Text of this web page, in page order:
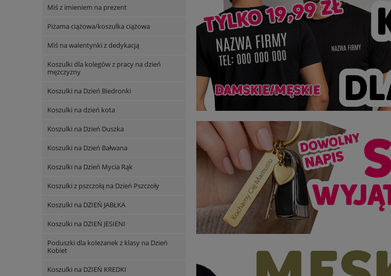
Miś z imieniem na prezent
Piżama ciążowa/koszulka ciążowa
Miś na walentynki z dedykacją
Koszulki dla kolegów z pracy na dzień
mężczyzny
Koszulki na Dzień Biedronki
Koszulki na dzień kota
Koszulki na Dzień Duszka
Koszulki na Dzień Bałwana
Koszulki na Dzień Mycia Rąk
Koszulki z pszczołą na Dzień Pszczoły
Koszulki na DZIEŃ JABŁKA
Koszulki na DZIEŃ JESIENI
Poduszki dla koleżanek z klasy na Dzień
Kobiet
Koszulki na DZIEŃ KREDKI